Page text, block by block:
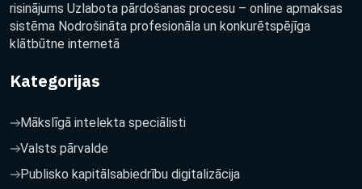
risinājums Uzlabota pārdošanas procesu – online apmaksas
sistēma Nodrošināta profesionāla un konkurētspējīga
klātbūtne internetā
Kategorijas
Mākslīgā intelekta speciālisti
Valsts pārvalde
Publisko kapitālsabiedrību digitalizācija